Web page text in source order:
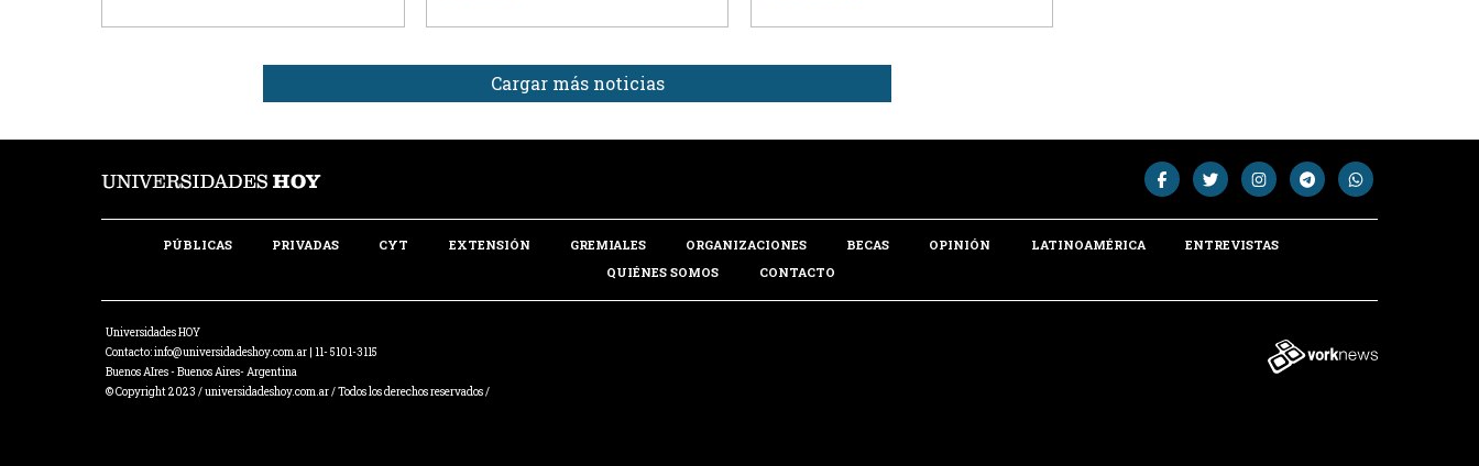
Cargar más noticias
PÚBLICAS PRIVADAS CYT EXTENSIÓN GREMIALES ORGANIZACIONES BECAS OPINIÓN LATINOAMÉRICA
ENTREVISTAS
QUIÉNES SOMOS
CONTACTO
Universidades HOY
Contacto:info@universidadeshoy.com.ar | 11- 5101-3115
Buenos AIres - Buenos Aires- Argentina
© Copyright 2023 / universidadeshoy.com.ar / Todos los derechos reservados /